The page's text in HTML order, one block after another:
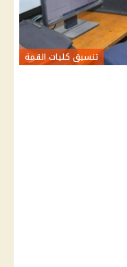
تنسيق كليات القمة